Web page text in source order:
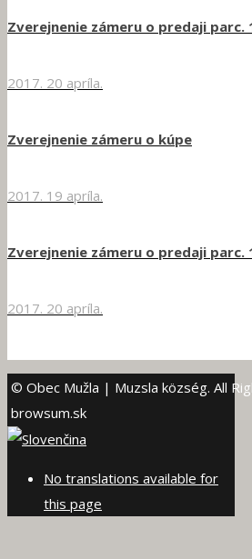
Zverejnenie zámeru o predaji parc.
2017. 20 apríla.
Zverejnenie zámeru o kúpe
2017. 19 apríla.
Zverejnenie zámeru o predaji parc.
2017. 20 apríla.
© Obec Mužla | Muzsla község. All
browsum.sk
No translations available for
this page